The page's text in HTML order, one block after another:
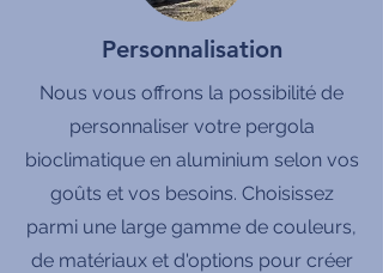
Personnalisation
Nous vous offrons la possibilité de
personnaliser votre pergola
bioclimatique en aluminium selon vos
goûts et vos besoins. Choisissez
parmi une large gamme de couleurs,
de matériaux et d'options pour créer